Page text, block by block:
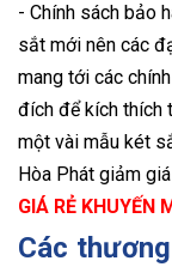
- Chính sách bảo
sắt mới nên các
mang tới các
đích để kích thích
một vài mẫu két
Hòa Phát giảm
GIÁ RẺ KHUYẾN
Các